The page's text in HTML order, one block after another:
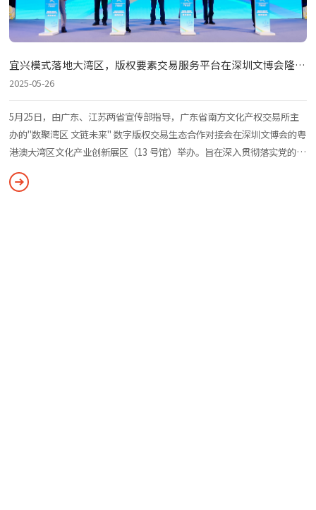
宜兴模式落地大湾区，版权要素交易服务平台在深圳文博会隆重
签约共建
2025-05-26
5月25日，由广东、江苏两省宣传部指导，广东省南方文化产权交易所主
办的"数聚湾区 文链未来" 数字版权交易生态合作对接会在深圳文博会的粤
港澳大湾区文化产业创新展区（13 号馆）举办。旨在深入贯彻落实党的二
十大关于实施国家文化数字化战略等重要部署，助力文化数据要素安全流
通和价值释放。